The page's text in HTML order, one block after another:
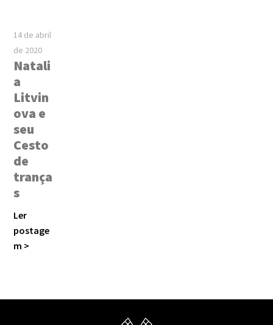
14 de abril
de 2020
Natali
a
Litvin
ova e
seu
Cesto
de
trança
s
Ler
postage
m >